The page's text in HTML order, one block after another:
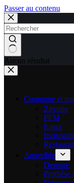
Passer au contenu
Aucun résultat
Couronne et
Zircone
PFM
Emax
Amovible
Denture
Prothèse